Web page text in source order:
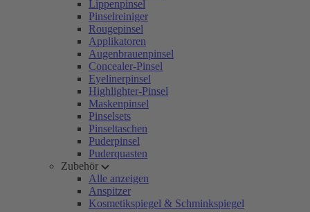
Lippenpinsel
Pinselreiniger
Rougepinsel
Applikatoren
Augenbrauenpinsel
Concealer-Pinsel
Eyelinerpinsel
Highlighter-Pinsel
Maskenpinsel
Pinselsets
Pinseltaschen
Puderpinsel
Puderquasten
Zubehör
Alle anzeigen
Anspitzer
Kosmetikspiegel & Schminkspiegel